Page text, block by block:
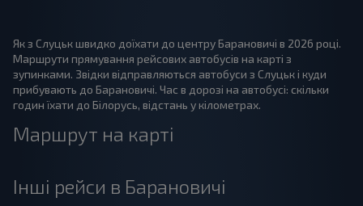
Як з Слуцьк швидко доїхати до центру Барановичі в 2026 році.
Маршрути прямування рейсових автобусів на карті з
зупинками. Звідки відправляються автобуси з Слуцьк і куди
прибувають до Барановичі. Час в дорозі на автобусі: скільки
годин їхати до Білорусь, відстань у кілометрах.
Маршрут на карті
Інші рейси в Барановичі